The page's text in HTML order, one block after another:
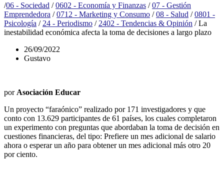
/06 - Sociedad / 0602 - Economía y Finanzas / 07 - Gestión
Emprendedora / 0712 - Marketing y Consumo / 08 - Salud / 0801 -
Psicología / 24 - Periodismo / 2402 - Tendencias & Opinión /La
inestabilidad económica afecta la toma de decisiones a largo plazo
26/09/2022
Gustavo
por Asociación Educar
Un proyecto “faraónico” realizado por 171 investigadores y que
conto con 13.629 participantes de 61 países, los cuales completaron
un experimento con preguntas que abordaban la toma de decisión en
cuestiones financieras, del tipo: Prefiere un mes adicional de salario
ahora o esperar un año para obtener un mes adicional más otro 20
por ciento.